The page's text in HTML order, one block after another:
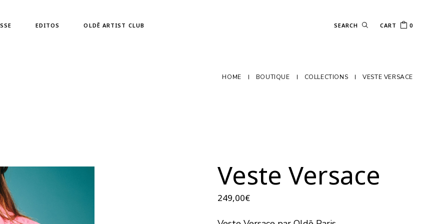
EDITOS OLDĒ ARTIST CLUB CART 0
HOME BOUTIQUE COLLECTIONS VESTE VERSACE
Veste Versace
249,00€